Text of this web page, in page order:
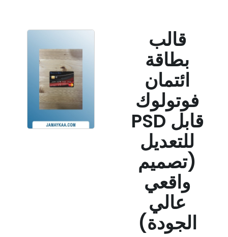
قالب
بطاقة
ائتمان
فوتولوك
PSD قابل
للتعديل
(تصميم
واقعي
عالي
الجودة)